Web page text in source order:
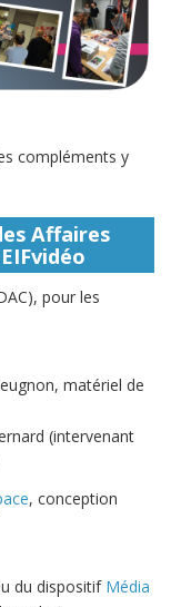
compléments y
Affaires
pour les
matériel de
(intervenant
, conception
du dispositif Média